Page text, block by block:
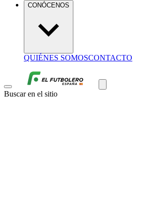
CONÓCENOS
QUIÉNES SOMOSCONTACTO
Buscar en el sitio